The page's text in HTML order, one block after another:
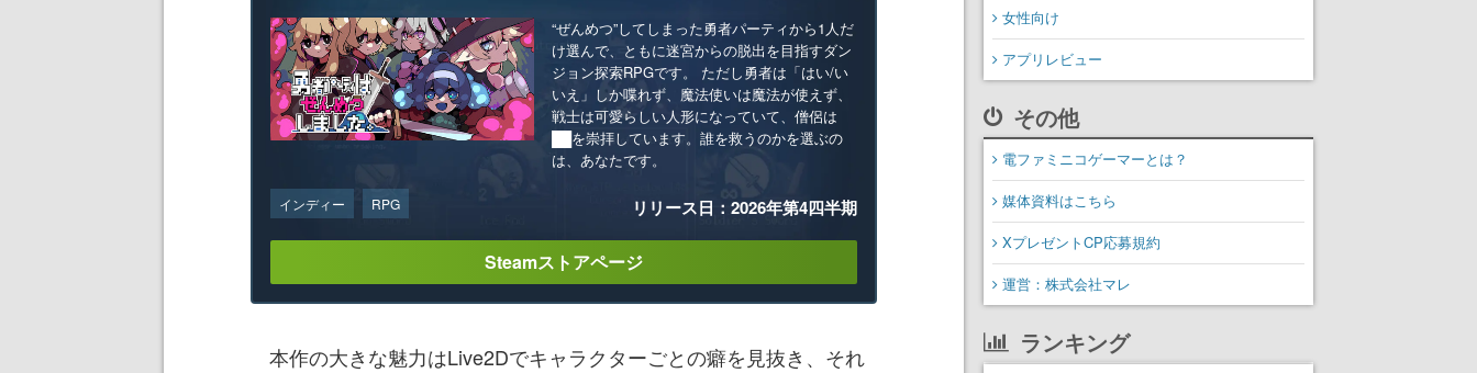
“ぜんめつ”してしまった勇者パーティから1人だ
け選んで、ともに迷宮からの脱出を目指すダン
ジョン探索RPGです。 ただし勇者は「はい/い
いえ」しか喋れず、魔法使いは魔法が使えず、
戦士は可愛らしい人形になっていて、僧侶は
██を崇拝しています。誰を救うのかを選ぶの
は、あなたです。
インディー RPG リリース日：2026年第4四半期
Steamストアページ
本作の大きな魅力はLive2Dでキャラクターごとの癖を見抜き、それ
女性向け
アプリレビュー
その他
電ファミニコゲーマーとは？
媒体資料はこちら
XプレゼントCP応募規約
運営：株式会社マレ
ランキング